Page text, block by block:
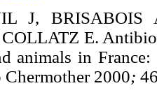
J,
E.
animals in
2000;